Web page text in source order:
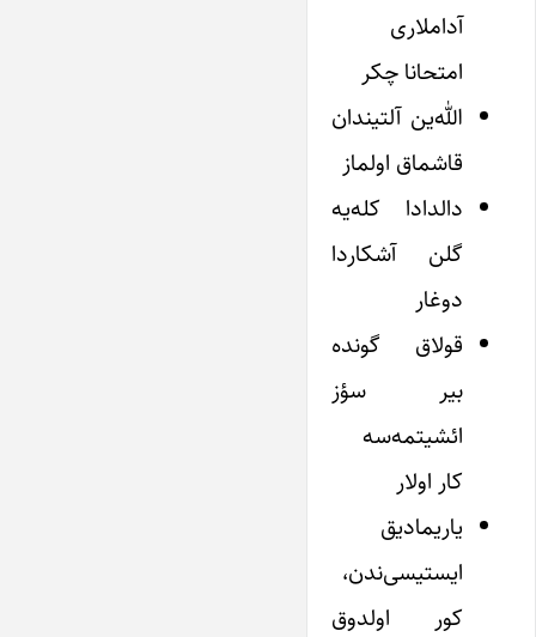
آداملاری
امتحانا چکر
الله‌ین آلتیندان
قاشماق اولماز
دالدادا کله‌یه
گلن آشکاردا
دوغار
قولاق گونده
بیر سؤز
ائشیتمه‌سه
کار اولار
یاریمادیق
ایستیسی‌ندن،
کور اولدوق